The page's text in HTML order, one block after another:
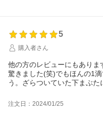
5
購入者さん
他の方のレビューにもありま
驚きました(笑)でもほんの1
う。ざらついていた下まぶた
ない化粧品が多い中、使い
たです！
注文日：2024/01/25